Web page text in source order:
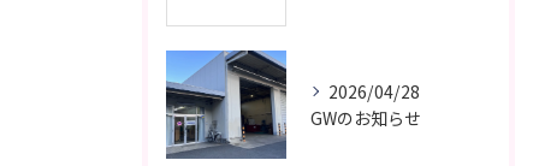
2026/04/28
GWのお知らせ